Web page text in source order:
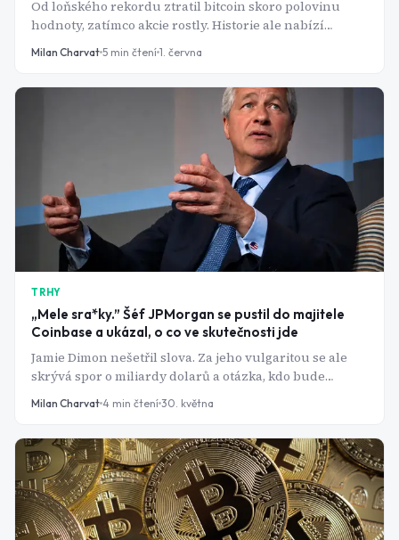
Od loňského rekordu ztratil bitcoin skoro polovinu
hodnoty, zatímco akcie rostly. Historie ale nabízí
pozoruhodně konzistentní scénář - a velcí hráči sázejí
Milan Charvat 5 min čtení 1. června
TRHY
„Mele sra*ky.” Šéf JPMorgan se pustil do majitele
Coinbase a ukázal, o co ve skutečnosti jde
Jamie Dimon nešetřil slova. Za jeho vulgaritou se ale
skrývá spor o miliardy dolarů a otázka, kdo bude
ovládat peníze budoucnosti - banky, nebo kryptoburzy.
Milan Charvat 4 min čtení 30. května